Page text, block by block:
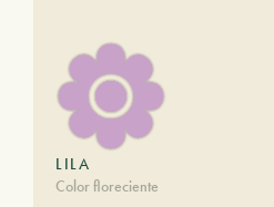
LILA
Color floreciente